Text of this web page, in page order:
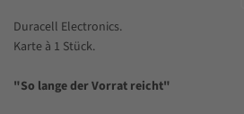
Duracell Electronics.
Karte à 1 Stück.
"So lange der Vorrat reicht"